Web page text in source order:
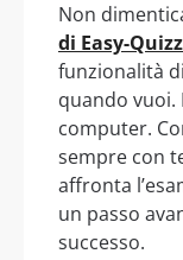
Non
di Easy-
funzionalità
quando vuoi.
computer.
sempre con
affronta
un passo
successo.